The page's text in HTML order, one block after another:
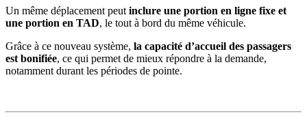
Un même déplacement peut inclure une portion en ligne fixe et
une portion en TAD, le tout à bord du même véhicule.
Grâce à ce nouveau système, la capacité d’accueil des passagers
est bonifiée, ce qui permet de mieux répondre à la demande,
notamment durant les périodes de pointe.